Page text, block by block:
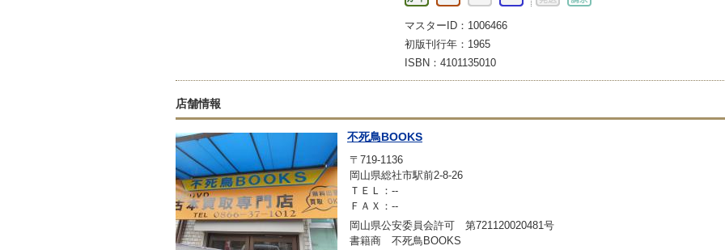
マスターID：1006466
初版刊行年：1965
ISBN：4101135010
店舗情報
不死鳥BOOKS
〒719-1136
岡山県総社市駅前2-8-26
ＴＥＬ：--
ＦＡＸ：--
岡山県公安委員会許可 第721120020481号
書籍商 不死鳥BOOKS